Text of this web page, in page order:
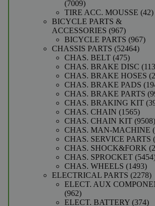
70097009
producten
TIRE ACC. MOUSSE 4242
BICYCLE PARTS &
ACCESSORIES 967967
producten
BICYCLE PARTS 967967
CHASSIS PARTS 5246452464
CHAS. BELT 475475
CHAS. BRAKE DISC
CHAS. BRAKE HOSES
CHAS. BRAKE PADS
CHAS. BRAKE PARTS
CHAS. BRAKING KIT
CHAS. CHAIN 15651565
CHAS. CHAIN KIT 9508
CHAS. MAN-MACHINE
CHAS. SERVICE PARTS
CHAS. SHOCK&FORK
CHAS. SPROCKET 5454
CHAS. WHEELS 1493
ELECTRICAL PARTS 2278
ELECT. AUX
962962
producten
ELECT. BATTERY 374374